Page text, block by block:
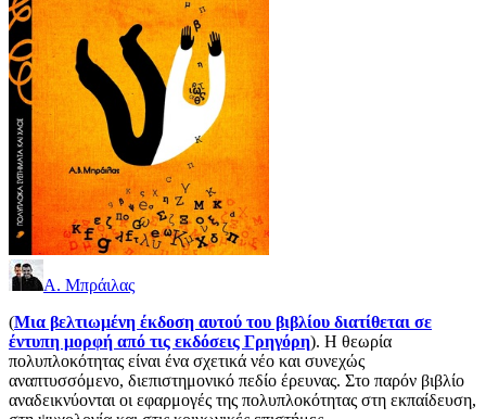
Α. Μπράιλας
(Μια βελτιωμένη έκδοση αυτού του βιβλίου διατίθεται σε
έντυπη μορφή από τις εκδόσεις Γρηγόρη). Η θεωρία
πολυπλοκότητας είναι ένα σχετικά νέο και συνεχώς
αναπτυσσόμενο, διεπιστημονικό πεδίο έρευνας. Στο παρόν βιβλίο
αναδεικνύονται οι εφαρμογές της πολυπλοκότητας στη εκπαίδευση,